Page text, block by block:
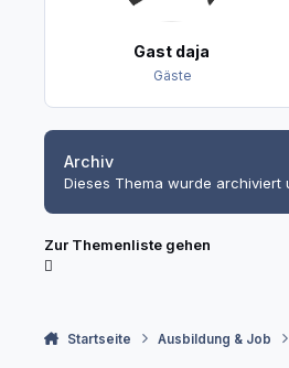
Gast daja
Gäste
Archiv
Dieses Thema wurde
Zur Themenliste gehen
Startseite Ausbildung & Job